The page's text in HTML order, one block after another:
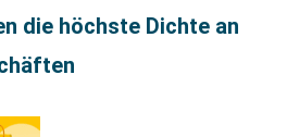
die höchste Dichte an